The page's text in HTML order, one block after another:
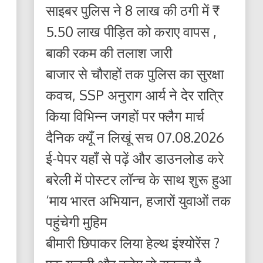
साइबर पुलिस ने 8 लाख की ठगी में ₹
5.50 लाख पीड़ित को कराए वापस ,
बाकी रकम की तलाश जारी
बाजार से चौराहों तक पुलिस का सुरक्षा
कवच, SSP अनुराग आर्य ने देर रात्रि
किया विभिन्न जगहों पर फ्लैग मार्च
दैनिक क्यूँ न लिखूं सच 07.08.2026
ई-पेपर यहाँ से पढ़ें और डाउनलोड करे
बरेली में पोस्टर लॉन्च के साथ शुरू हुआ
‘माय भारत अभियान, हजारों युवाओं तक
पहुंचेगी मुहिम
बीमारी छिपाकर लिया हेल्थ इंश्योरेंस ?